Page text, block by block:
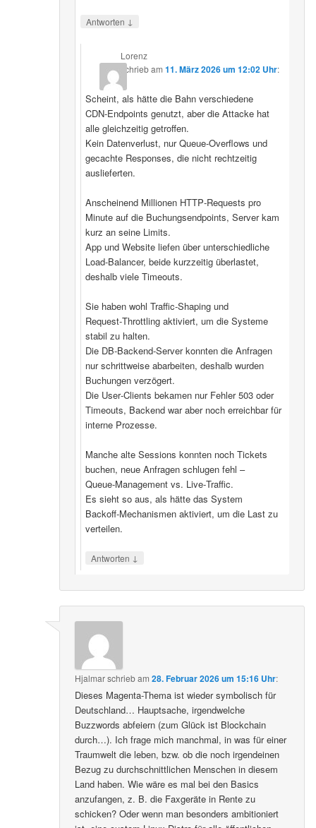
Antworten ↓
Lorenz
schriebam11. März 2026 um 12:02 Uhr:
Scheint, als hätte die Bahn verschiedene
CDN‑Endpoints genutzt, aber die Attacke hat
alle gleichzeitig getroffen.
Kein Datenverlust, nur Queue‑Overflows und
gecachte Responses, die nicht rechtzeitig
auslieferten.
Anscheinend Millionen HTTP‑Requests pro
Minute auf die Buchungsendpoints, Server kam
kurz an seine Limits.
App und Website liefen über unterschiedliche
Load‑Balancer, beide kurzzeitig überlastet,
deshalb viele Timeouts.
Sie haben wohl Traffic‑Shaping und
Request‑Throttling aktiviert, um die Systeme
stabil zu halten.
Die DB‑Backend-Server konnten die Anfragen
nur schrittweise abarbeiten, deshalb wurden
Buchungen verzögert.
Die User‑Clients bekamen nur Fehler 503 oder
Timeouts, Backend war aber noch erreichbar für
interne Prozesse.
Manche alte Sessions konnten noch Tickets
buchen, neue Anfragen schlugen fehl –
Queue‑Management vs. Live‑Traffic.
Es sieht so aus, als hätte das System
Backoff‑Mechanismen aktiviert, um die Last zu
verteilen.
Antworten ↓
Hjalmarschriebam28. Februar 2026 um 15:16 Uhr:
Dieses Magenta-Thema ist wieder symbolisch für
Deutschland… Hauptsache, irgendwelche
Buzzwords abfeiern (zum Glück ist Blockchain
durch…). Ich frage mich manchmal, in was für einer
Traumwelt die leben, bzw. ob die noch irgendeinen
Bezug zu durchschnittlichen Menschen in diesem
Land haben. Wie wäre es mal bei den Basics
anzufangen, z. B. die Faxgeräte in Rente zu
schicken? Oder wenn man besonders ambitioniert